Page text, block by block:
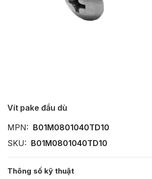
Vít pake đầu dù
MPN: B01M0801040TD10
SKU: B01M0801040TD10
Thông số kỹ thuật